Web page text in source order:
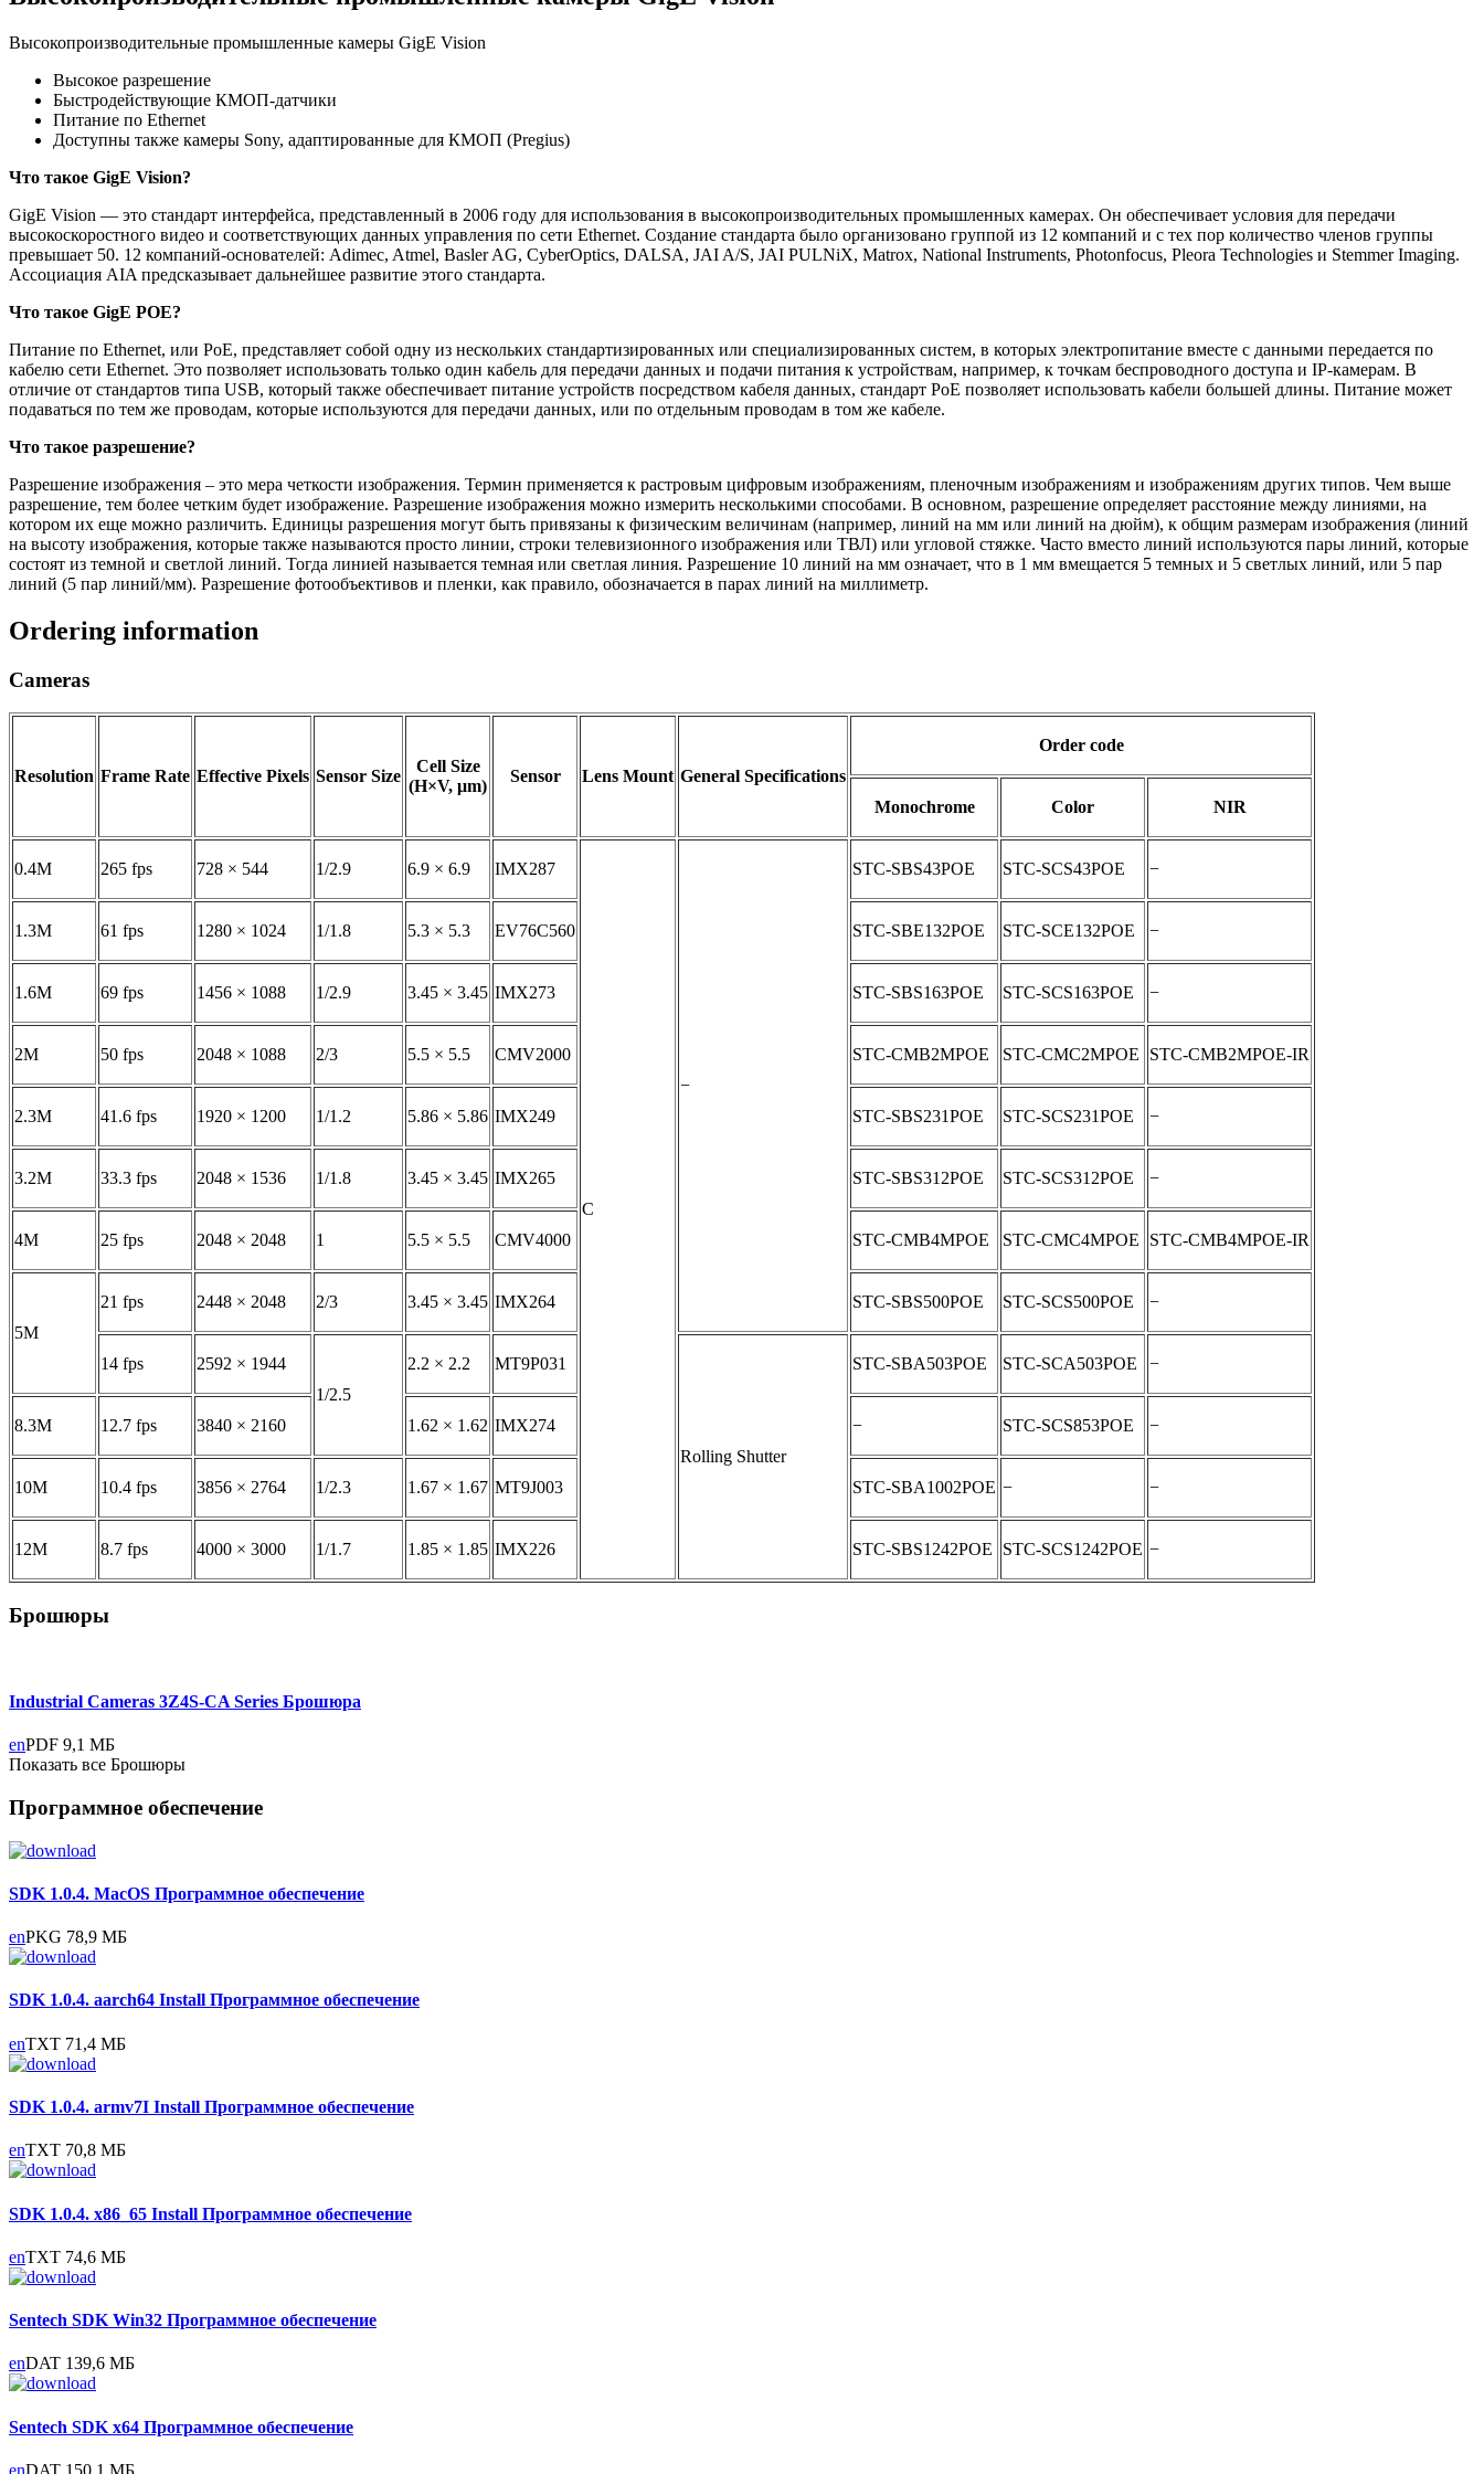
Высокопроизводительные промышленные камеры GigE Vision
Высокое разрешение
Быстродействующие КМОП-датчики
Питание по Ethernet
Доступны также камеры Sony, адаптированные для КМОП (Pregius)
Что такое GigE Vision?
GigE Vision — это стандарт интерфейса, представленный в 2006 году для использования в высокопроизводительных промышленных камерах. Он обеспечивает условия для передачи
высокоскоростного видео и соответствующих данных управления по сети Ethernet. Создание стандарта было организовано группой из 12 компаний и с тех пор количество членов группы
превышает 50. 12 компаний-основателей: Adimec, Atmel, Basler AG, CyberOptics, DALSA, JAI A/S, JAI PULNiX, Matrox, National Instruments, Photonfocus, Pleora Technologies и Stemmer Imaging.
Ассоциация AIA предсказывает дальнейшее развитие этого стандарта.
Что такое GigE POE?
Питание по Ethernet, или PoE, представляет собой одну из нескольких стандартизированных или специализированных систем, в которых электропитание вместе с данными передается по
кабелю сети Ethernet. Это позволяет использовать только один кабель для передачи данных и подачи питания к устройствам, например, к точкам беспроводного доступа и IP-камерам. В
отличие от стандартов типа USB, который также обеспечивает питание устройств посредством кабеля данных, стандарт PoE позволяет использовать кабели большей длины. Питание может
подаваться по тем же проводам, которые используются для передачи данных, или по отдельным проводам в том же кабеле.
Что такое разрешение?
Разрешение изображения – это мера четкости изображения. Термин применяется к растровым цифровым изображениям, пленочным изображениям и изображениям других типов. Чем выше
разрешение, тем более четким будет изображение. Разрешение изображения можно измерить несколькими способами. В основном, разрешение определяет расстояние между линиями, на
котором их еще можно различить. Единицы разрешения могут быть привязаны к физическим величинам (например, линий на мм или линий на дюйм), к общим размерам изображения (линий
на высоту изображения, которые также называются просто линии, строки телевизионного изображения или ТВЛ) или угловой стяжке. Часто вместо линий используются пары линий, которые
состоят из темной и светлой линий. Тогда линией называется темная или светлая линия. Разрешение 10 линий на мм означает, что в 1 мм вмещается 5 темных и 5 светлых линий, или 5 пар
линий (5 пар линий/мм). Разрешение фотообъективов и пленки, как правило, обозначается в парах линий на миллиметр.
Ordering information
Cameras
Resolution Frame Rate Effective Pixels Sensor Size
Cell Size
(H×V, μm)
Sensor Lens Mount General Specifications
Order code
Monochrome Color NIR
0.4M 265 fps 728 × 544 1/2.9 6.9 × 6.9 IMX287
C
−
STC-SBS43POE STC-SCS43POE −
1.3M 61 fps 1280 × 1024 1/1.8 5.3 × 5.3 EV76C560 STC-SBE132POE STC-SCE132POE −
1.6M 69 fps 1456 × 1088 1/2.9 3.45 × 3.45 IMX273 STC-SBS163POE STC-SCS163POE −
2M 50 fps 2048 × 1088 2/3 5.5 × 5.5 CMV2000 STC-CMB2MPOE STC-CMC2MPOE STC-CMB2MPOE-IR
2.3M 41.6 fps 1920 × 1200 1/1.2 5.86 × 5.86 IMX249 STC-SBS231POE STC-SCS231POE −
3.2M 33.3 fps 2048 × 1536 1/1.8 3.45 × 3.45 IMX265 STC-SBS312POE STC-SCS312POE −
4M 25 fps 2048 × 2048 1 5.5 × 5.5 CMV4000 STC-CMB4MPOE STC-CMC4MPOE STC-CMB4MPOE-IR
5M
21 fps 2448 × 2048 2/3 3.45 × 3.45 IMX264 STC-SBS500POE STC-SCS500POE −
14 fps
2592 × 1944
1/2.5
2.2 × 2.2 MT9P031
Rolling Shutter
STC-SBA503POE STC-SCA503POE −
8.3M 12.7 fps 3840 × 2160 1.62 × 1.62 IMX274 − STC-SCS853POE −
10M 10.4 fps 3856 × 2764 1/2.3 1.67 × 1.67 MT9J003 STC-SBA1002POE − −
12M 8.7 fps 4000 × 3000 1/1.7 1.85 × 1.85 IMX226 STC-SBS1242POE STC-SCS1242POE −
Брошюры
Industrial Cameras 3Z4S-CA Series Брошюра
enPDF 9,1 МБ
Показать все Брошюры
Программное обеспечение
SDK 1.0.4. MacOS Программное обеспечение
enPKG 78,9 МБ
SDK 1.0.4. aarch64 Install Программное обеспечение
enTXT 71,4 МБ
SDK 1.0.4. armv7I Install Программное обеспечение
enTXT 70,8 МБ
SDK 1.0.4. x86_65 Install Программное обеспечение
enTXT 74,6 МБ
Sentech SDK Win32 Программное обеспечение
enDAT 139,6 МБ
Sentech SDK x64 Программное обеспечение
enDAT 150,1 МБ